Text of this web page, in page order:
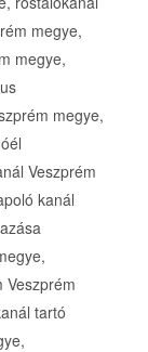
megye,
megye,
megye,
Veszprém
kanál
Veszprém
tartó